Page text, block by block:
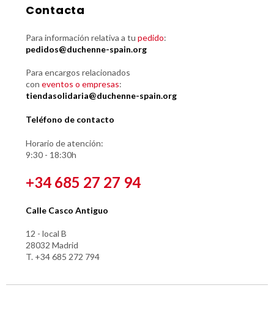
Contacta
Para información relativa a tu pedido:
pedidos@duchenne-spain.org
Para encargos relacionados
con eventos o empresas:
tiendasolidaria@duchenne-spain.org
Teléfono de contacto
Horario de atención:
9:30 - 18:30h
+34 685 27 27 94
Calle Casco Antiguo
12 - local B
28032 Madrid
T. +34 685 272 794